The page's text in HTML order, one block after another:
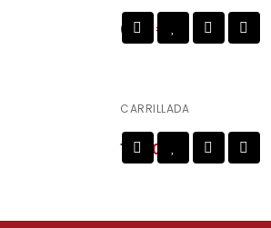
6,50 €
CARRILLADA
10,60 €